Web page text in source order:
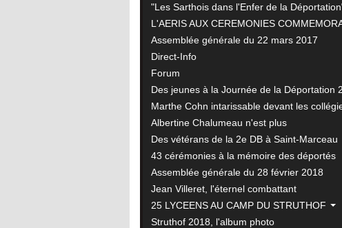
"Les Sarthois dans l'Enfer de la
L'AERIS AUX CEREMONIES
Assemblée générale du 22 mars 2017
Direct-Info
Forum
Des jeunes à la Journée de la Déportation
Marthe Cohn intarissable devant les
Albertine Chalumeau n'est plus
Des vétérans de la 2e DB à Saint-Marceau
43 cérémonies à la mémoire des déportés
Assemblée générale du 28 février 2018
Jean Villeret, l'éternel combattant
25 LYCEENS AU CAMP DU STRUTHOF
Struthof 2018, l'album photo